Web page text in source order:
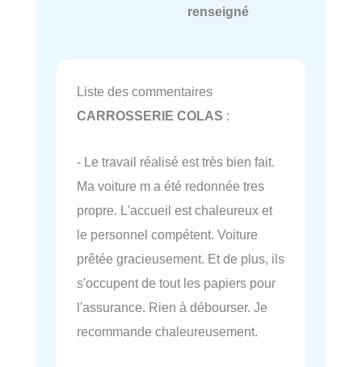
renseigné
Liste des commentaires
CARROSSERIE COLAS :
- Le travail réalisé est très bien fait.
Ma voiture m a été redonnée tres
propre. L'accueil est chaleureux et
le personnel compétent. Voiture
prêtée gracieusement. Et de plus, ils
s'occupent de tout les papiers pour
l'assurance. Rien à débourser. Je
recommande chaleureusement.